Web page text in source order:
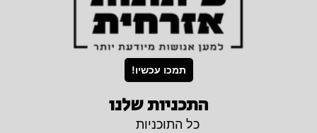
תמכו עכשיו!
התכניות שלנו
כל התוכניות